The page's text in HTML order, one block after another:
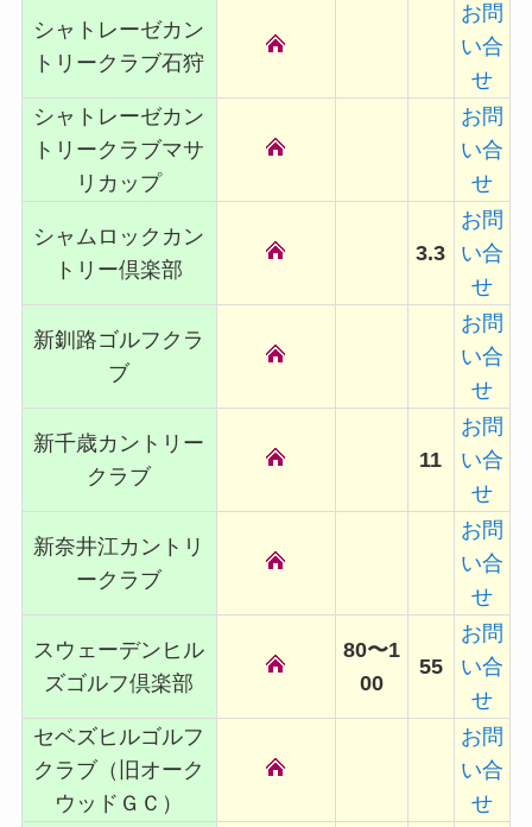
シャトレーゼカン
トリークラブ石狩
お問
い合
せ
シャトレーゼカン
トリークラブマサ
リカップ
お問
い合
せ
シャムロックカン
トリー倶楽部
3.3
お問
い合
せ
新釧路ゴルフクラ
ブ
お問
い合
せ
新千歳カントリー
クラブ
11
お問
い合
せ
新奈井江カントリ
ークラブ
お問
い合
せ
スウェーデンヒル
ズゴルフ倶楽部
80〜1
00
55
お問
い合
せ
セベズヒルゴルフ
クラブ（旧オーク
ウッドＧＣ）
お問
い合
せ